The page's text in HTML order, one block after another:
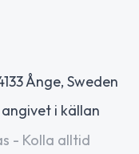
Ånge, Sweden
angivet i källan
- Kolla alltid